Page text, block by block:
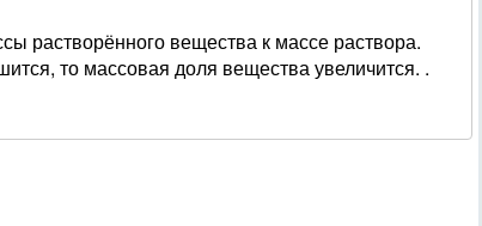
растворённого вещества к массе раствора.
то массовая доля вещества увеличится. .